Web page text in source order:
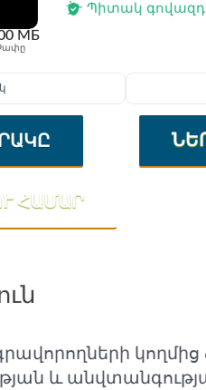
Պիտակ գովազդ
МБ
ՀԱՄԱՐ
և